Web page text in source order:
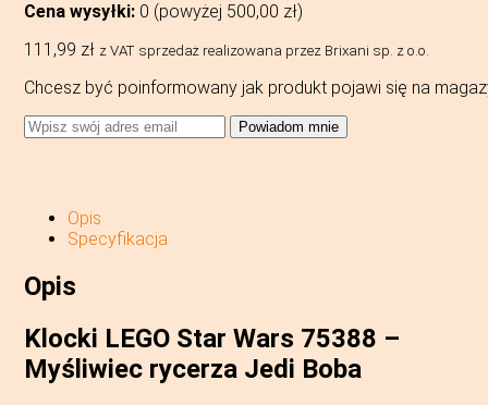
Cena wysyłki: 0 (powyżej 500,00 zł)
111,99 zł z VAT sprzedaż realizowana przez Brixani sp. z o.o.
Chcesz być poinformowany jak produkt pojawi się na
Powiadom mnie
Opis
Specyfikacja
Opis
Klocki LEGO Star Wars 75388 –
Myśliwiec rycerza Jedi Boba